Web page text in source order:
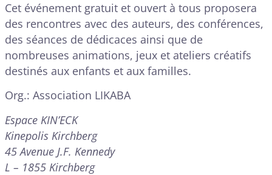
Cet événement gratuit et ouvert à tous proposera
des rencontres avec des auteurs, des conférences,
des séances de dédicaces ainsi que de
nombreuses animations, jeux et ateliers créatifs
destinés aux enfants et aux familles.
Org.: Association LIKABA
Espace KIN’ECK
Kinepolis Kirchberg
45 Avenue J.F. Kennedy
L – 1855 Kirchberg